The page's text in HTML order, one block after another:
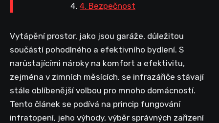
4. Bezpečnost
Vytápění prostor, jako jsou garáže, důležitou
součástí pohodlného a efektivního bydlení. S
narůstajícími nároky na komfort a efektivitu,
zejména v zimních měsících, se infrazářiče stávají
stále oblíbenější volbou pro mnoho domácností.
Tento článek se podívá na princip fungování
infratopení, jeho výhody, výběr správných zařízení